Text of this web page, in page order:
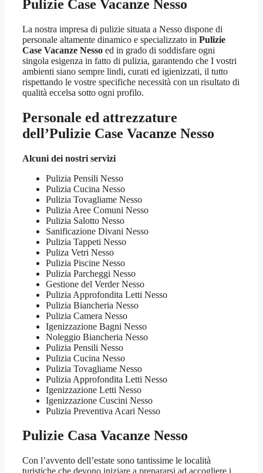
Pulizie Case Vacanze Nesso
La nostra impresa di pulizie situata a Nesso dispone di
personale altamente dinamico e specializzato in Pulizie
Case Vacanze Nesso ed in grado di soddisfare ogni
singola esigenza in fatto di pulizia, garantendo che I vostri
ambienti siano sempre lindi, curati ed igienizzati, il tutto
rispettando le vostre specifiche necessità con un risultato di
qualità eccelsa sotto ogni profilo.
Personale ed attrezzature
dell’Pulizie Case Vacanze Nesso
Alcuni dei nostri servizi
Pulizia Pensili Nesso
Pulizia Cucina Nesso
Pulizia Tovagliame Nesso
Pulizia Aree Comuni Nesso
Pulizia Salotto Nesso
Sanificazione Divani Nesso
Pulizia Tappeti Nesso
Puliza Vetri Nesso
Pulizia Piscine Nesso
Pulizia Parcheggi Nesso
Gestione del Verder Nesso
Pulizia Approfondita Letti Nesso
Pulizia Biancheria Nesso
Pulizia Camera Nesso
Igenizzazione Bagni Nesso
Noleggio Biancheria Nesso
Pulizia Pensili Nesso
Pulizia Cucina Nesso
Pulizia Tovagliame Nesso
Pulizia Approfondita Letti Nesso
Igenizzazione Letti Nesso
Igenizzazione Cuscini Nesso
Pulizia Preventiva Acari Nesso
Pulizie Casa Vacanze Nesso
Con l’avvento dell’estate sono tantissime le località